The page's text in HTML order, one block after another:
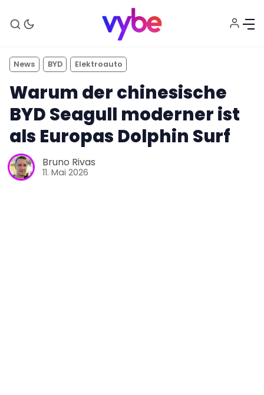
News BYD Elektroauto
Warum der chinesische
BYD Seagull moderner ist
als Europas Dolphin Surf
Bruno Rivas
11. Mai 2026